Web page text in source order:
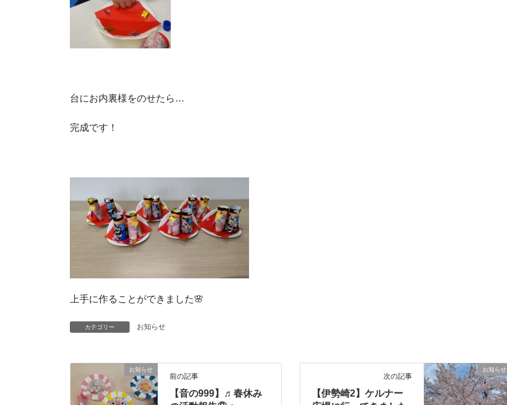
台にお内裏様をのせたら…
完成です！
上手に作ることができました🌸
カテゴリー お知らせ
お知らせ
前の記事
【音の999】♬春休み
お知らせ
次の記事
【伊勢崎2】ケルナー